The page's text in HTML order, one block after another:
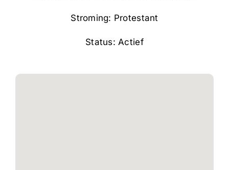
Stroming: Protestant
Status: Actief